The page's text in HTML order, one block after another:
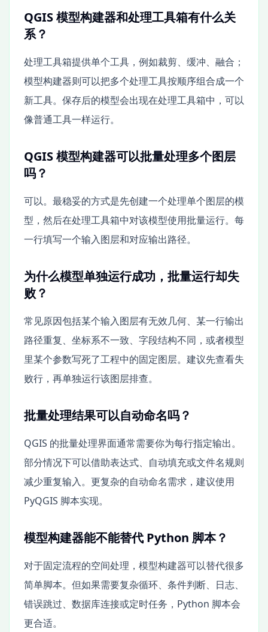
QGIS 模型构建器和处理工具箱有什么关
系？
处理工具箱提供单个工具，例如裁剪、缓冲、融合；
模型构建器则可以把多个处理工具按顺序组合成一个
新工具。保存后的模型会出现在处理工具箱中，可以
像普通工具一样运行。
QGIS 模型构建器可以批量处理多个图层
吗？
可以。最稳妥的方式是先创建一个处理单个图层的模
型，然后在处理工具箱中对该模型使用批量运行。每
一行填写一个输入图层和对应输出路径。
为什么模型单独运行成功，批量运行却失
败？
常见原因包括某个输入图层有无效几何、某一行输出
路径重复、坐标系不一致、字段结构不同，或者模型
里某个参数写死了工程中的固定图层。建议先查看失
败行，再单独运行该图层排查。
批量处理结果可以自动命名吗？
QGIS 的批量处理界面通常需要你为每行指定输出。
部分情况下可以借助表达式、自动填充或文件名规则
减少重复输入。更复杂的自动命名需求，建议使用
PyQGIS 脚本实现。
模型构建器能不能替代 Python 脚本？
对于固定流程的空间处理，模型构建器可以替代很多
简单脚本。但如果需要复杂循环、条件判断、日志、
错误跳过、数据库连接或定时任务，Python 脚本会
更合适。